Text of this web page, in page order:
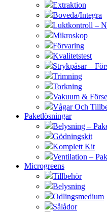
Extraktion
Boveda/Integra
Luktkontroll –
Mikroskop
Förvaring
Kvalitetstest
Strykpåsar –
Trimning
Torkning
Vakuum &
Vågar Och
Paketlösningar
Belysning –
Gödningskit
Komplett Kit
Ventilation –
Microgreens
Tillbehör
Belysning
Odlingsmedium
Sålådor